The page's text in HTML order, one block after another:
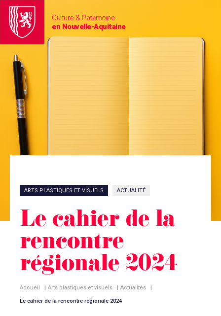
Culture & Patrimoine
en Nouvelle-Aquitaine
ARTS PLASTIQUES ET VISUELS ACTUALITÉ
Le cahier de la
rencontre
régionale 2024
Accueil | Arts plastiques et visuels | Actualités |
Le cahier de la rencontre régionale 2024